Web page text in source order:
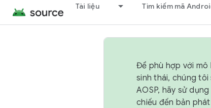
Tài liệu Tìm kiếm mã
Để phù hợp với mô
sinh thái, chúng
AOSP, hãy sử dụng
chiếu đến bản